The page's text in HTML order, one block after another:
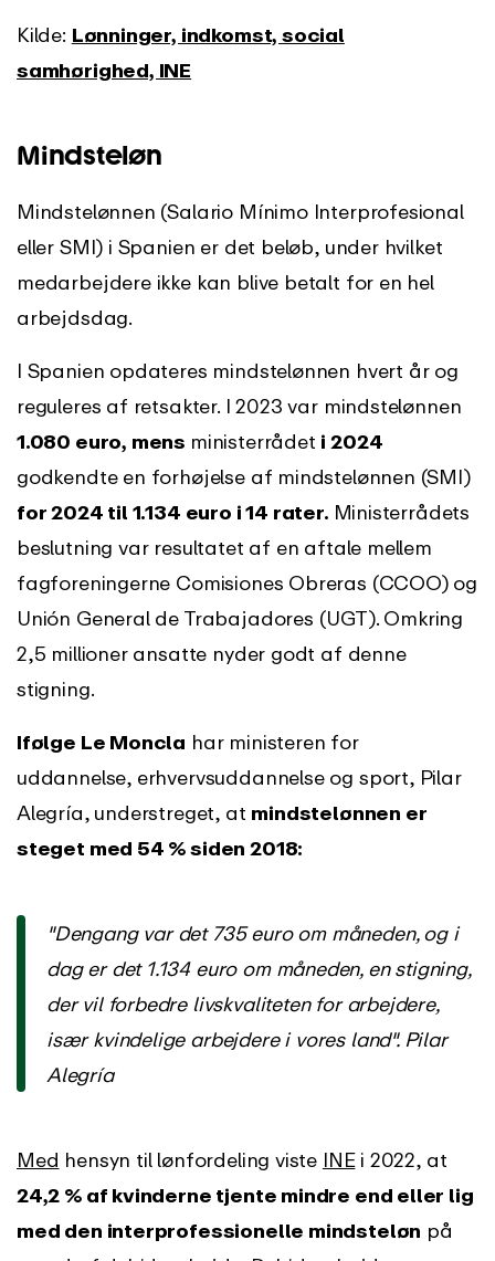
Kilde: Lønninger, indkomst, social
samhørighed, INE
Mindsteløn
Mindstelønnen (Salario Mínimo Interprofesional
eller SMI) i Spanien er det beløb, under hvilket
medarbejdere ikke kan blive betalt for en hel
arbejdsdag.
I Spanien opdateres mindstelønnen hvert år og
reguleres af retsakter. I 2023 var mindstelønnen
1.080 euro, mens ministerrådet i 2024
godkendte en forhøjelse af mindstelønnen (SMI)
for 2024 til 1.134 euro i 14 rater. Ministerrådets
beslutning var resultatet af en aftale mellem
fagforeningerne Comisiones Obreras (CCOO) og
Unión General de Trabajadores (UGT). Omkring
2,5 millioner ansatte nyder godt af denne
stigning.
Ifølge Le Moncla har ministeren for
uddannelse, erhvervsuddannelse og sport, Pilar
Alegría, understreget, at mindstelønnen er
steget med 54 % siden 2018:
"Dengang var det 735 euro om måneden, og i
dag er det 1.134 euro om måneden, en stigning,
der vil forbedre livskvaliteten for arbejdere,
især kvindelige arbejdere i vores land". Pilar
Alegría
Med hensyn til lønfordeling viste INEi 2022, at
24,2 % af kvinderne tjente mindre end eller lig
med den interprofessionelle mindsteløn på